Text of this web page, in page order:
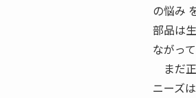
の悩み
部品は
ながっ
まだ
ニーズ